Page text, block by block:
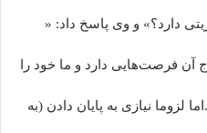
دارد؟» و وی پاسخ داد: «
آن فرصت‌هایی دارد و ما خود را
لزوما نیازی به پایان دادن (به